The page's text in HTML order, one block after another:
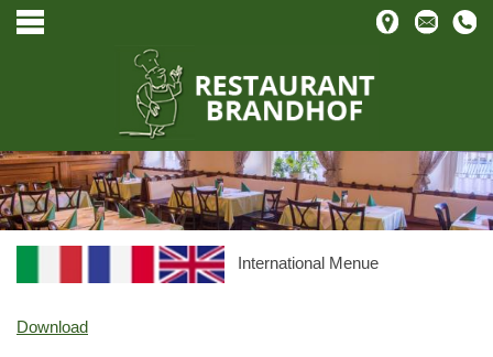
International Menue
Download